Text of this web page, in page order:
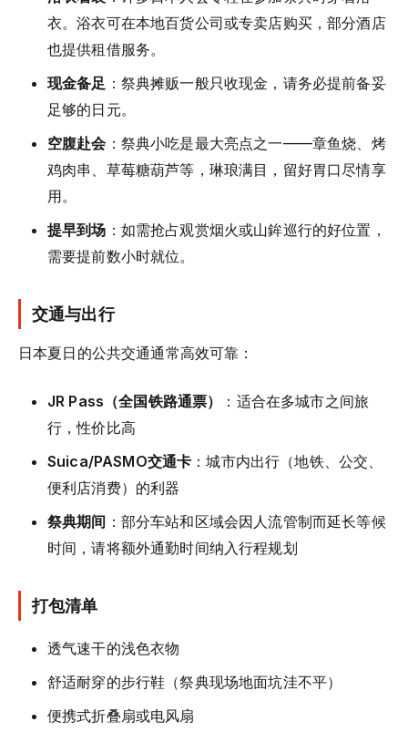
衣。浴衣可在本地百货公司或专卖店购买，部分酒店
也提供租借服务。
现金备足 ：祭典摊贩一般只收现金，请务必提前备妥
足够的日元。
空腹赴会：祭典小吃是最大亮点之一——章鱼烧、烤
鸡肉串、草莓糖葫芦等，琳琅满目，留好胃口尽情享
用。
提早到场 ：如需抢占观赏烟火或山鉾巡行的好位置，
需要提前数小时就位。
交通与出行
日本夏日的公共交通通常高效可靠：
JR Pass（全国铁路通票）
：适合在多城市之间旅
行，性价比高
Suica/PASMO交通卡 ：城市内出行（地铁、公交、
便利店消费）的利器
祭典期间 ：部分车站和区域会因人流管制而延长等候
时间，请将额外通勤时间纳入行程规划
打包清单
透气速干的浅色衣物
舒适耐穿的步行鞋（祭典现场地面坑洼不平）
便携式折叠扇或电风扇